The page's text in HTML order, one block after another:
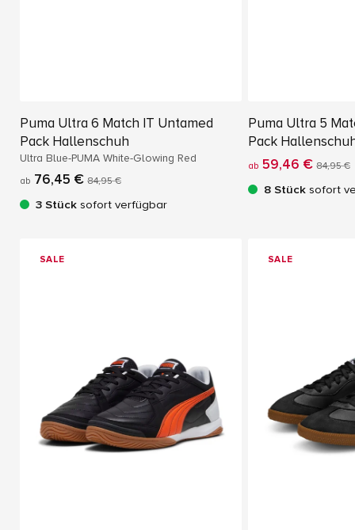
Puma Ultra 6 Match IT Untamed
Pack Hallenschuh
Ultra Blue-PUMA White-Glowing Red
ab 76,45 € 84,95 €
3 Stück sofort verfügbar
Puma Ultra 5
Pack
ab 59,46 € 84,95 €
8 Stück sofort
SALE SALE